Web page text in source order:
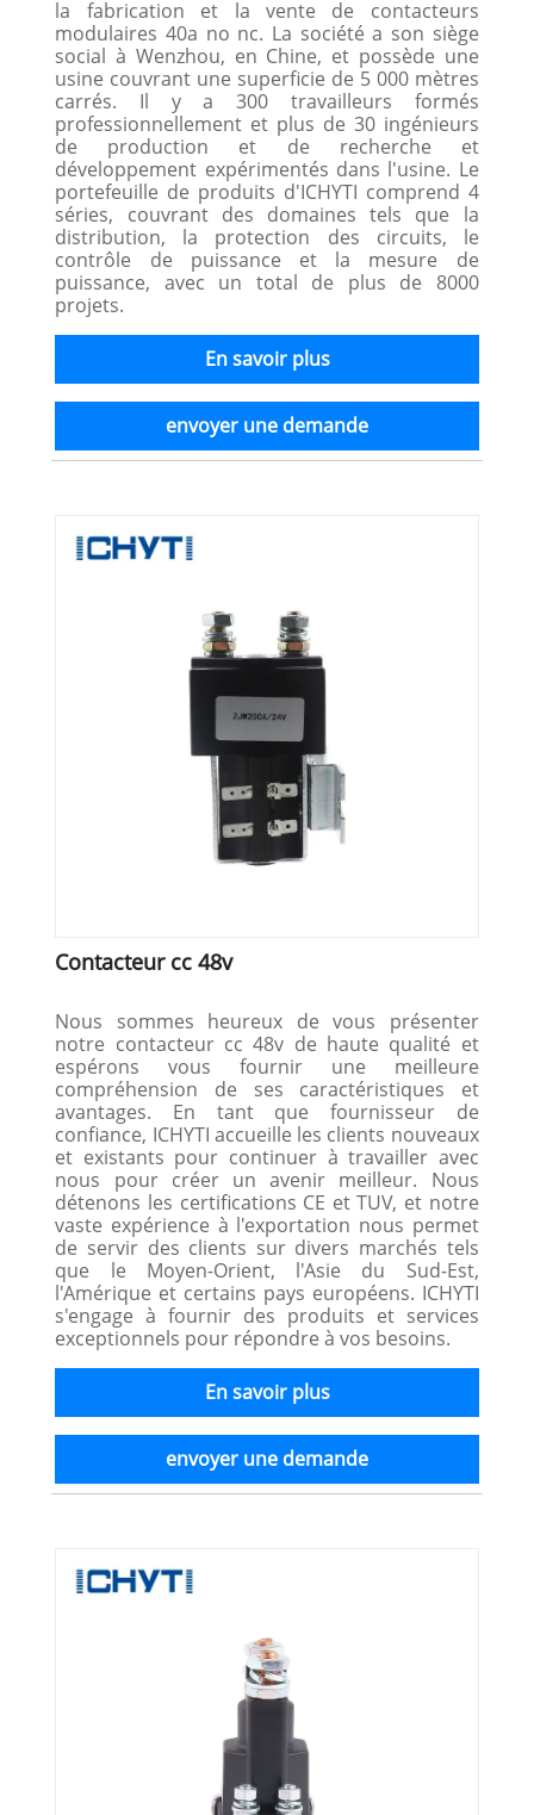
la fabrication et la vente de contacteurs
modulaires 40a no nc. La société a son siège
social à Wenzhou, en Chine, et possède une
usine couvrant une superficie de 5 000 mètres
carrés. Il y a 300 travailleurs formés
professionnellement et plus de 30 ingénieurs
de production et de recherche et
développement expérimentés dans l'usine. Le
portefeuille de produits d'ICHYTI comprend 4
séries, couvrant des domaines tels que la
distribution, la protection des circuits, le
contrôle de puissance et la mesure de
puissance, avec un total de plus de 8000
projets.
En savoir plus
envoyer une demande
Contacteur cc 48v
Nous sommes heureux de vous présenter
notre contacteur cc 48v de haute qualité et
espérons vous fournir une meilleure
compréhension de ses caractéristiques et
avantages. En tant que fournisseur de
confiance, ICHYTI accueille les clients nouveaux
et existants pour continuer à travailler avec
nous pour créer un avenir meilleur. Nous
détenons les certifications CE et TUV, et notre
vaste expérience à l'exportation nous permet
de servir des clients sur divers marchés tels
que le Moyen-Orient, l'Asie du Sud-Est,
l'Amérique et certains pays européens. ICHYTI
s'engage à fournir des produits et services
exceptionnels pour répondre à vos besoins.
En savoir plus
envoyer une demande